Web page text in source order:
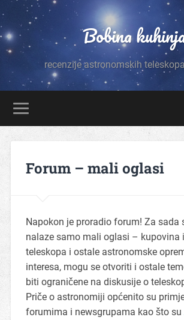
Bobina
recenzije astronomskih
Forum – mali oglasi
Napokon je proradio forum! Za sada
nalaze samo mali oglasi – kupovina
teleskopa i ostale astronomske
interesa, mogu se otvoriti i ostale
biti ograničene na diskusije o
Priče o astronomiji općenito su
forumima i newsgrupama kao što su